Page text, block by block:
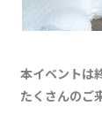
本イベントは
たくさんのご